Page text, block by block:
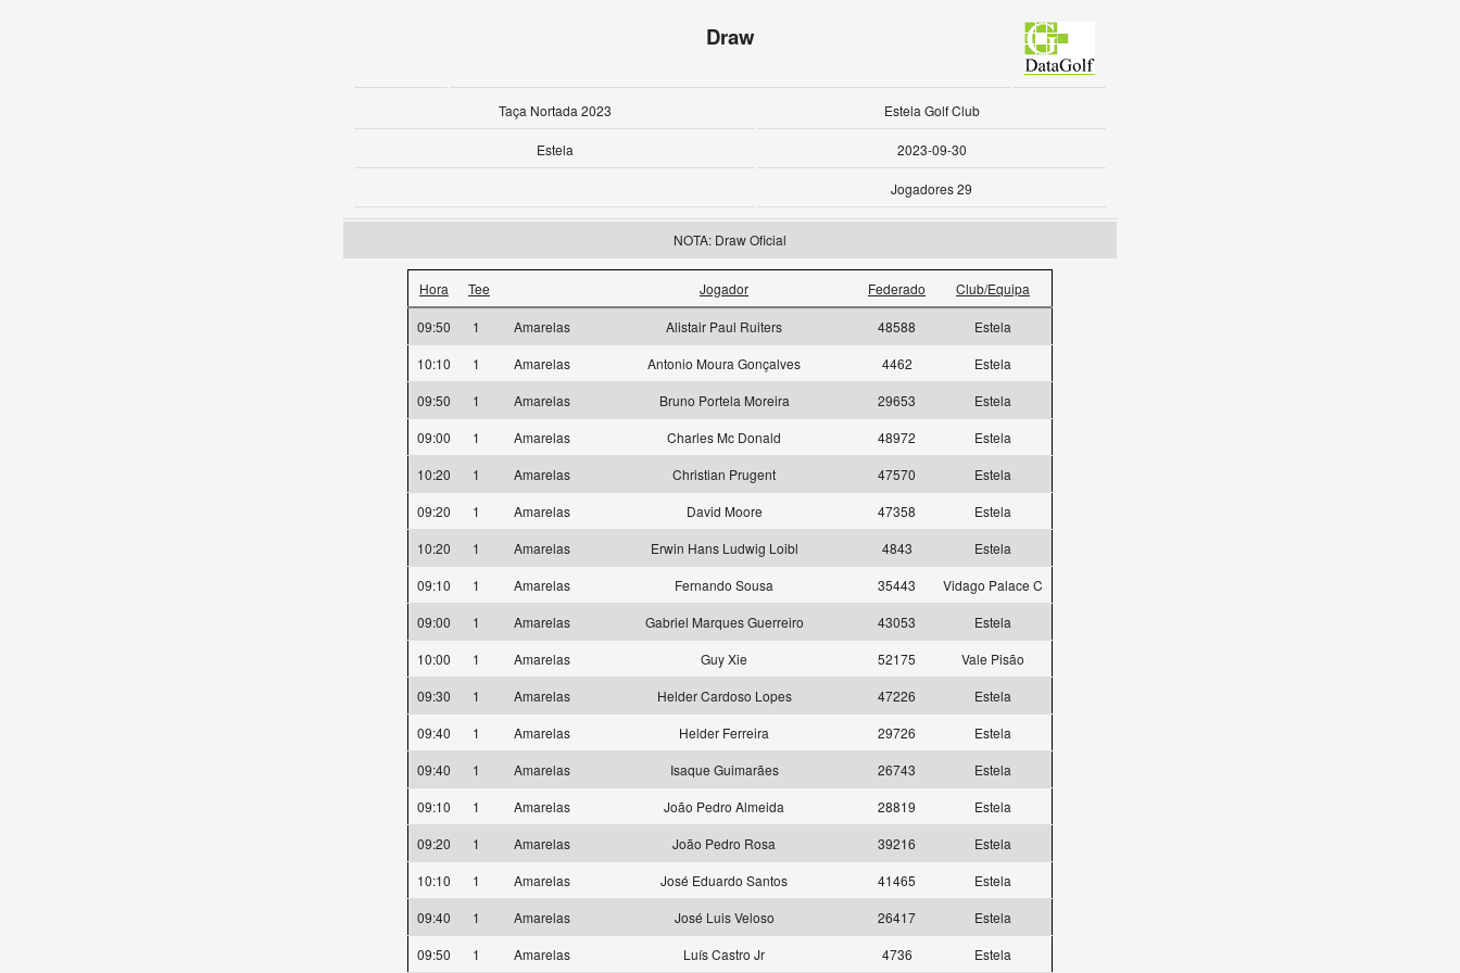
Draw
Taça Nortada 2023 Estela Golf Club
Estela 2023-09-30
Jogadores 29
NOTA: Draw Oficial
Hora Tee Jogador Federado Club/Equipa
09:50 1 Amarelas Alistair Paul Ruiters 48588
Estela
10:10
1 Amarelas Antonio Moura Gonçalves 4462
Estela
09:50
1 Amarelas Bruno Portela Moreira 29653
Estela
09:00
1 Amarelas Charles Mc Donald 48972
Estela
10:20
1 Amarelas Christian Prugent 47570
Estela
09:20
1 Amarelas David Moore 47358
Estela
10:20
1 Amarelas Erwin Hans Ludwig Loibl 4843
Estela
09:10
1 Amarelas Fernando Sousa 35443
Vidago Palace C
09:00
1 Amarelas Gabriel Marques Guerreiro 43053
Estela
10:00
1 Amarelas Guy Xie 52175
Vale Pisão
09:30
1 Amarelas Helder Cardoso Lopes 47226
Estela
09:40
1 Amarelas Helder Ferreira 29726
Estela
09:40
1 Amarelas Isaque Guimarães 26743
Estela
09:10
1 Amarelas João Pedro Almeida 28819
Estela
09:20
1 Amarelas João Pedro Rosa 39216
Estela
10:10
1 Amarelas José Eduardo Santos 41465
Estela
09:40
1 Amarelas José Luis Veloso 26417
Estela
09:50
1 Amarelas Luís Castro Jr 4736 Estela